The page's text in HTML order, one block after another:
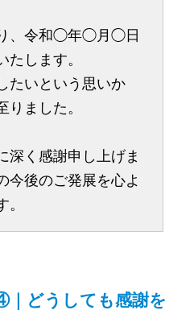
、令和◯年◯月◯日
たします。
たいという思いか
りました。
深く感謝申し上げま
今後のご発展を心よ
どうしても感謝を